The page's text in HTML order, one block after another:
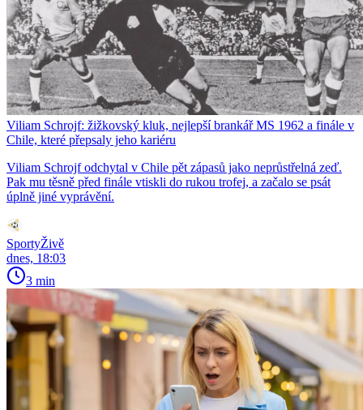
Viliam Schrojf: žižkovský kluk, nejlepší brankář MS 1962 a finále v
Chile, které přepsaly jeho kariéru
Viliam Schrojf odchytal v Chile pět zápasů jako neprůstřelná zeď.
Pak mu těsně před finále vtiskli do rukou trofej, a začalo se psát
úplně jiné vyprávění.
SportyŽivě
dnes, 18:03
3 min